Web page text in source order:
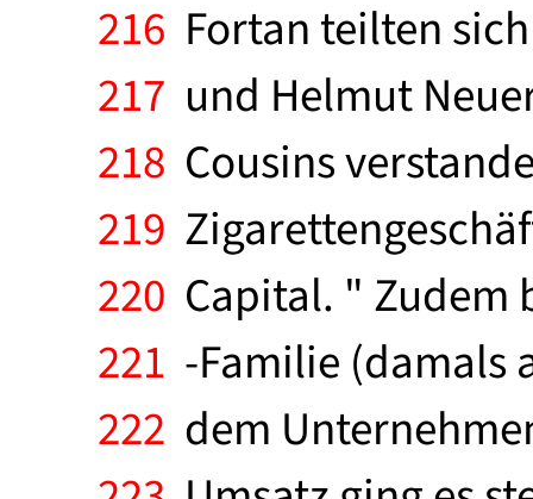
216 Fortan teilten
217 und Helmut
218 Cousins
219
220 Capital. " Zudem
221 -Familie (damals
222 dem